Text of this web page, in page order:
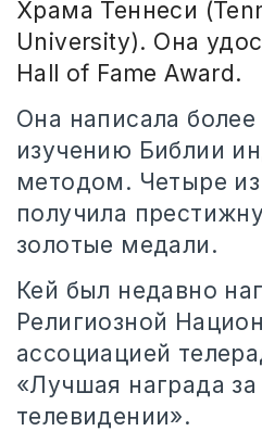
Храма Теннеси
University). Она
Hall of Fame Award.
Она написала более
изучению Библии
методом. Четыре из
получила
золотые медали.
Кей был недавно
Религиозной
ассоциацией
«Лучшая награда
телевидении».